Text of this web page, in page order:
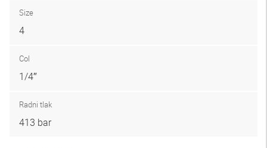
Size
4
Col
1/4″
Radni tlak
413 bar